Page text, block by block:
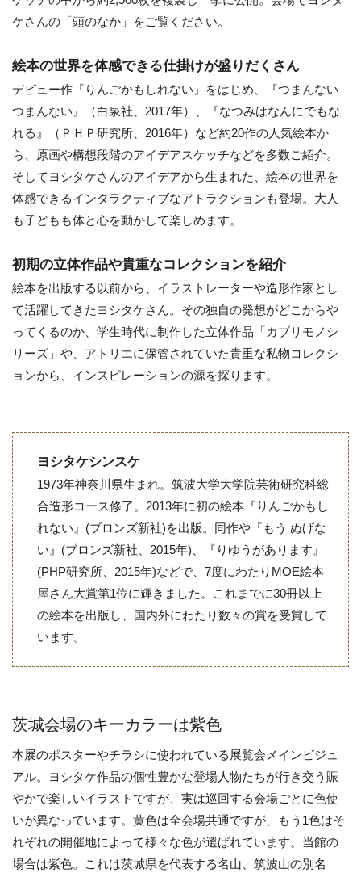
ケさんの「頭のなか」をご覧ください。
絵本の世界を体感できる仕掛けが盛りだくさん
デビュー作『りんごかもしれない』をはじめ、『つまんない
つまんない』（白泉社、2017年）、『なつみはなんにでもな
れる』（ＰＨＰ研究所、2016年）など約20作の人気絵本か
ら、原画や構想段階のアイデアスケッチなどを多数ご紹介。
そしてヨシタケさんのアイデアから生まれた、絵本の世界を
体感できるインタラクティブなアトラクションも登場。大人
も子どもも体と心を動かして楽しめます。
初期の立体作品や貴重なコレクションを紹介
絵本を出版する以前から、イラストレーターや造形作家とし
て活躍してきたヨシタケさん。その独自の発想がどこからや
ってくるのか、学生時代に制作した立体作品「カブリモノシ
リーズ」や、アトリエに保管されていた貴重な私物コレクシ
ョンから、インスピレーションの源を探ります。
ヨシタケシンスケ
1973年神奈川県生まれ。筑波大学大学院芸術研究科総
合造形コース修了。2013年に初の絵本『りんごかもし
れない』(ブロンズ新社)を出版。同作や『もう ぬげな
い』(ブロンズ新社、2015年)、『りゆうがあります』
(PHP研究所、2015年)などで、7度にわたりMOE絵本
屋さん大賞第1位に輝きました。これまでに30冊以上
の絵本を出版し、国内外にわたり数々の賞を受賞して
います。
茨城会場のキーカラーは紫色
本展のポスターやチラシに使われている展覧会メインビジュ
アル。ヨシタケ作品の個性豊かな登場人物たちが行き交う賑
やかで楽しいイラストですが、実は巡回する会場ごとに色使
いが異なっています。黄色は全会場共通ですが、もう1色はそ
れぞれの開催地によって様々な色が選ばれています。当館の
場合は紫色。これは茨城県を代表する名山、筑波山の別名